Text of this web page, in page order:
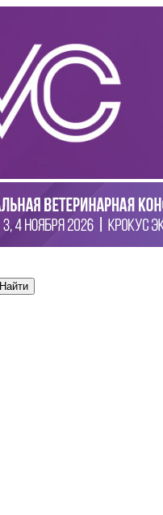
Найти